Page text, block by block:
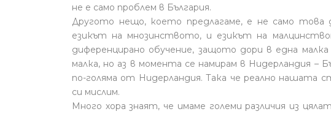
не е само проблем в България.
Другото нещо, което предлагаме, е не само това
езикът на мнозинството, и езикът на
диференцирано обучение, защото дори в една
малка, но аз в момента се намирам в Нидерландия
по-голяма от Нидерландия. Така че реално нашата
си мислим.
Много хора знаят, че имаме големи различия из